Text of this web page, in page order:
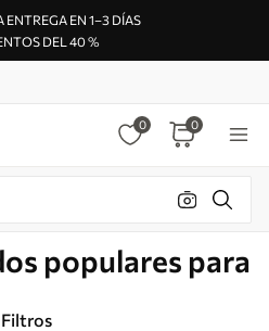
ENTREGA EN 1–3 DÍAS
DEL 40 %
0 0
populares para
Filtros